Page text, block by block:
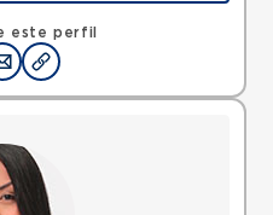
este perfil
Assuncao, Sao Bernardo
•
Mapa